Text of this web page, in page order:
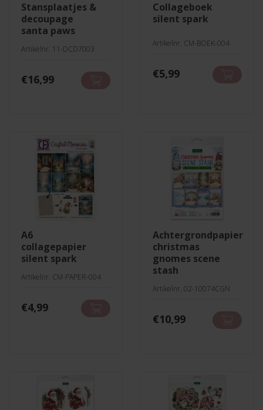
stansplaatjes &
decoupage
santa paws
Artikelnr. 11-DCD7003
€16,99
collageboek
silent spark
Artikelnr. CM-BOEK-004
€5,99
a6
collagepapier
silent spark
Artikelnr. CM-PAPER-004
€4,99
achtergrondpapier
christmas
gnomes scene
stash
Artikelnr. 02-10074CGN
€10,99